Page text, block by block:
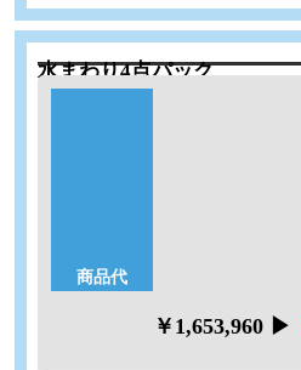
水まわり4点パック
商品代
￥1,653,960 ▶